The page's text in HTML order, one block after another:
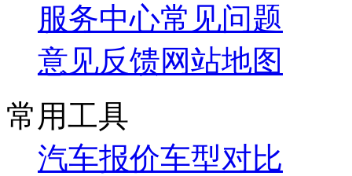
服务中心常见问题
意见反馈网站地图
常用工具
汽车报价车型对比